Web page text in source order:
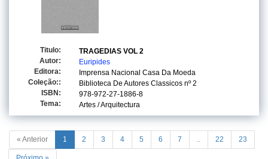
Titulo:
TRAGEDIAS VOL 2
Autor:
Euripides
Editora:
Imprensa Nacional Casa Da Moeda
Coleção::
Biblioteca De Autores Classicos nº 2
ISBN:
978-972-27-1886-8
Tema:
Artes / Arquitectura
« Anterior 1 2 3 4 5 6 7 .. 22 23